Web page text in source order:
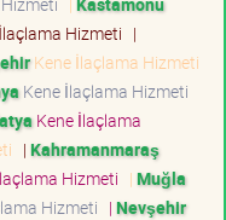
Hizmeti |
Kene İlaçlama Hizmeti
Kene İlaçlama Hizmeti
Kene İlaçlama
| Kahramanmaraş
Hizmeti | Muğla
Hizmeti | Nevşehir